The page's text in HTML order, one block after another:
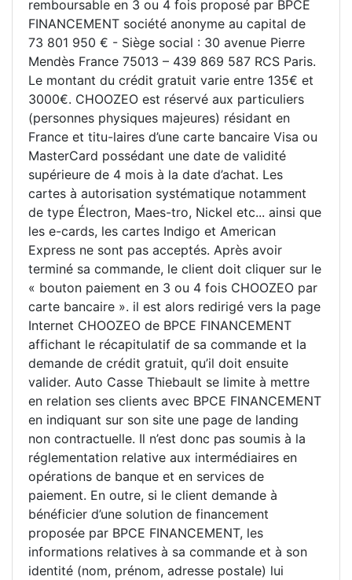
remboursable en 3 ou 4 fois proposé par BPCE
FINANCEMENT société anonyme au capital de
73 801 950 € - Siège social : 30 avenue Pierre
Mendès France 75013 – 439 869 587 RCS Paris.
Le montant du crédit gratuit varie entre 135€ et
3000€. CHOOZEO est réservé aux particuliers
(personnes physiques majeures) résidant en
France et titu-laires d’une carte bancaire Visa ou
MasterCard possédant une date de validité
supérieure de 4 mois à la date d’achat. Les
cartes à autorisation systématique notamment
de type Électron, Maes-tro, Nickel etc... ainsi que
les e-cards, les cartes Indigo et American
Express ne sont pas acceptés. Après avoir
terminé sa commande, le client doit cliquer sur le
« bouton paiement en 3 ou 4 fois CHOOZEO par
carte bancaire ». il est alors redirigé vers la page
Internet CHOOZEO de BPCE FINANCEMENT
affichant le récapitulatif de sa commande et la
demande de crédit gratuit, qu’il doit ensuite
valider. Auto Casse Thiebault se limite à mettre
en relation ses clients avec BPCE FINANCEMENT
en indiquant sur son site une page de landing
non contractuelle. Il n’est donc pas soumis à la
réglementation relative aux intermédiaires en
opérations de banque et en services de
paiement. En outre, si le client demande à
bénéficier d’une solution de financement
proposée par BPCE FINANCEMENT, les
informations relatives à sa commande et à son
identité (nom, prénom, adresse postale) lui